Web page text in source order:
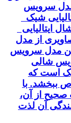
سرویس
شیک
ایتالیایی
از مدل
مدل سرویس
شالی
است که
ببخشد. با
از آن،
آن لذت